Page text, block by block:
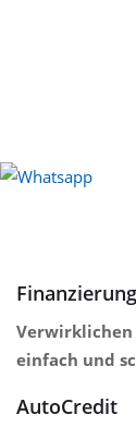
Finanzierung
Verwirklichen
einfach und
AutoCredit